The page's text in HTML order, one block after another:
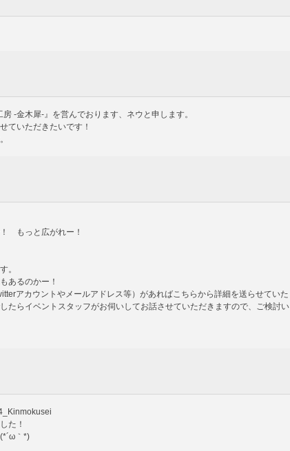
-金木犀-』を営んでおります、ネウと申します。
ていただきたいです！
　もっと広がれー！
。
あるのかー！
アカウントやメールアドレス等）があればこちらから詳細を送らせていた
たらイベントスタッフがお伺いしてお話させていただきますので、ご検討い
た！
｀*)